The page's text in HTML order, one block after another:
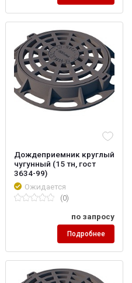
Дождеприемник круглый
чугунный (15 тн, гост
3634-99)
Ожидается
(0)
по запросу
Подробнее